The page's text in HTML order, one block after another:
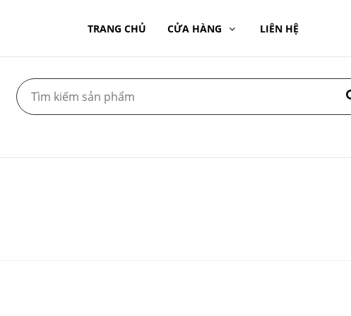
TRANG CHỦ CỬA HÀNG LIÊN HỆ